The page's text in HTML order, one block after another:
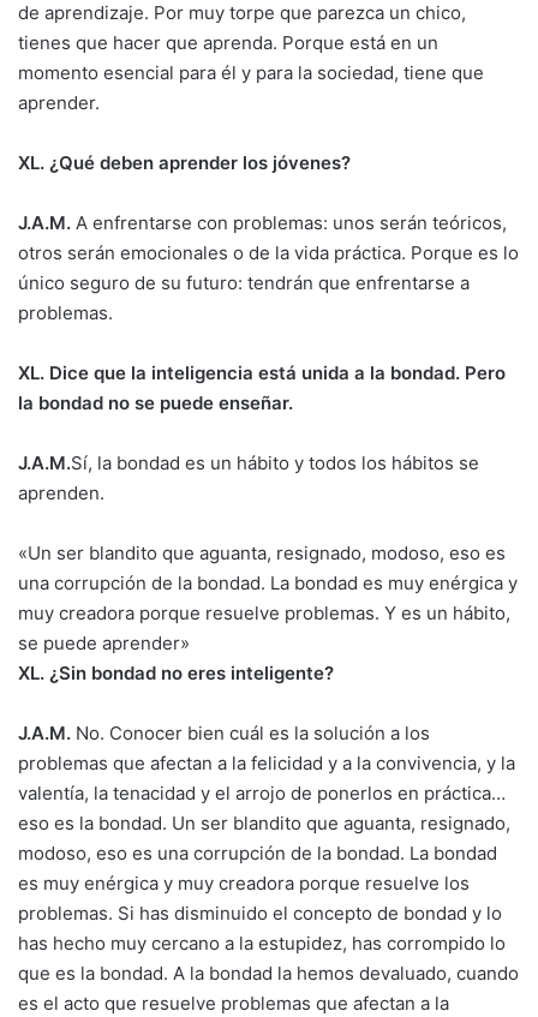
de aprendizaje. Por muy torpe que parezca un chico,
tienes que hacer que aprenda. Porque está en un
momento esencial para él y para la sociedad, tiene que
aprender.
XL. ¿Qué deben aprender los jóvenes?
J.A.M. A enfrentarse con problemas: unos serán teóricos,
otros serán emocionales o de la vida práctica. Porque es lo
único seguro de su futuro: tendrán que enfrentarse a
problemas.
XL. Dice que la inteligencia está unida a la bondad. Pero
la bondad no se puede enseñar.
J.A.M.Sí, la bondad es un hábito y todos los hábitos se
aprenden.
«Un ser blandito que aguanta, resignado, modoso, eso es
una corrupción de la bondad. La bondad es muy enérgica y
muy creadora porque resuelve problemas. Y es un hábito,
se puede aprender»
XL. ¿Sin bondad no eres inteligente?
J.A.M. No. Conocer bien cuál es la solución a los
problemas que afectan a la felicidad y a la convivencia, y la
valentía, la tenacidad y el arrojo de ponerlos en práctica…
eso es la bondad. Un ser blandito que aguanta, resignado,
modoso, eso es una corrupción de la bondad. La bondad
es muy enérgica y muy creadora porque resuelve los
problemas. Si has disminuido el concepto de bondad y lo
has hecho muy cercano a la estupidez, has corrompido lo
que es la bondad. A la bondad la hemos devaluado, cuando
es el acto que resuelve problemas que afectan a la